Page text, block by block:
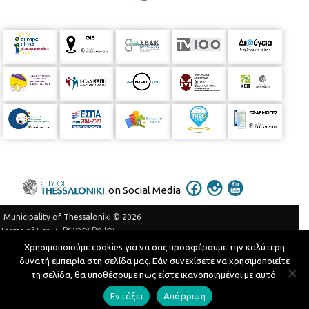
on Social Media
Municipality of Thessaloniki © 2026
Terms of Use
Privacy Policy
Telephone Catalog
Developed byMyCompany Projects
Χρησιμοποιούμε cookies για να σας προσφέρουμε την καλύτερη
δυνατή εμπειρία στη σελίδα μας. Εάν συνεχίσετε να χρησιμοποιείτε
τη σελίδα, θα υποθέσουμε πως είστε ικανοποιημένοι με αυτό.
Εντάξει Απόρριψη